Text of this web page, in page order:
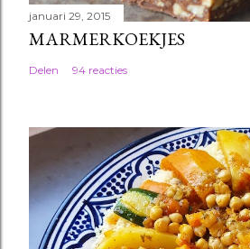
januari 29, 2015
MARMERKOEKJES
Delen 94 reacties